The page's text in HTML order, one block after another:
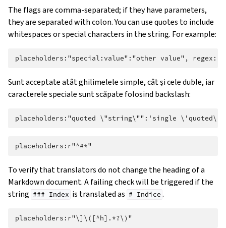
The flags are comma-separated; if they have parameters,
they are separated with colon. You can use quotes to include
whitespaces or special characters in the string. For example:
Sunt acceptate atât ghilimelele simple, cât și cele duble, iar
caracterele speciale sunt scăpate folosind backslash:
To verify that translators do not change the heading of a
Markdown document. A failing check will be triggered if the
string ### Index is translated as # Indice .